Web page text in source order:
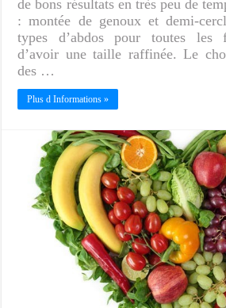
de bons résultats en très peu de
: montée de genoux et demi-
types d’abdos pour toutes les
d’avoir une taille raffinée. Le
des …
Plus d Informations »